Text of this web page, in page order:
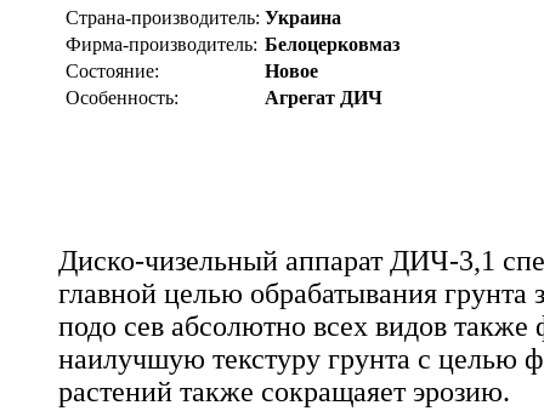
Страна-производитель: Украина
Фирма-производитель: Белоцерковмаз
Состояние:
Новое
Особенность:
Агрегат ДИЧ
Диско-чизельный аппарат ДИЧ-3,1
главной целью обрабатывания грунта
подо сев абсолютно всех видов также
наилучшую текстуру грунта с целью
растений также сокращаяет эрозию.